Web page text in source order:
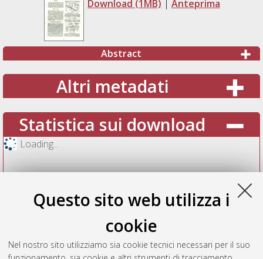
Questo sito web utilizza i
cookie
Nel nostro sito utilizziamo sia cookie tecnici necessari per il suo
Download (1MB) | Anteprima
Abstract
Altri metadati
Statistica sui download
Loading...